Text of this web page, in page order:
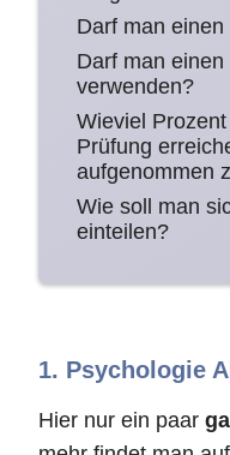
Darf man
Darf man
verwenden?
Wieviel
Prüfung
aufgenommen
Wie soll man
einteilen?
1. Psychologie
Hier nur ein paar